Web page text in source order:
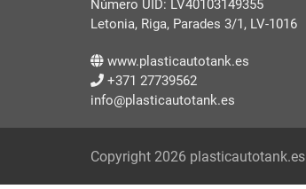
Número UID: LV40103149355
Letonia, Riga, Parades 3/1, LV-1016
www.plasticautotank.es
+371 27739562
info@plasticautotank.es
Copyright 2026 plasticautotank.es